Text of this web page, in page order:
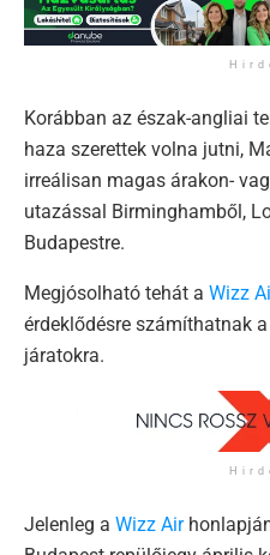
Korábban az észak-angliai
haza szerettek volna jutni,
irreálisan magas árakon-
utazással Birminghamből,
Budapestre.
Megjósolható tehát a Wizz
érdeklődésre számíthatnak
járatokra.
Jelenleg a Wizz Air